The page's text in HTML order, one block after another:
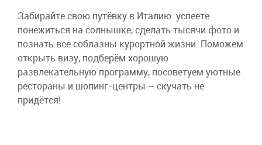
Забирайте свою путёвку в Италию: успеете
понежиться на солнышке, сделать тысячи фото и
познать все соблазны курортной жизни. Поможем
открыть визу, подберём хорошую
развлекательную программу, посоветуем уютные
рестораны и шопинг-центры – скучать не
придётся!